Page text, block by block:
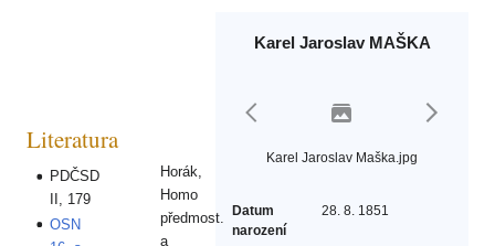
Karel Jaroslav MAŠKA
Karel Jaroslav Maška.jpg
Datum
narození
28. 8. 1851
Literatura
PDČSD
II, 179
OSN
Horák,
Homo
předmost.
a